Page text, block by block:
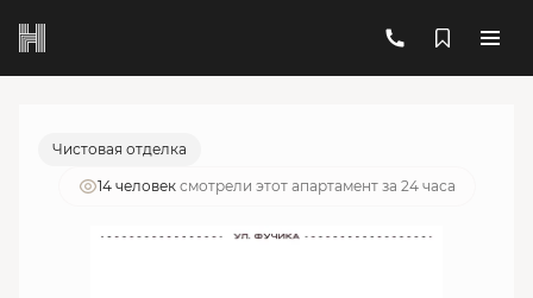
1-комнатный 5 944 491 руб.
Ипотека
Чистовая отделка
14 человек смотрели этот апартамент за 24 часа